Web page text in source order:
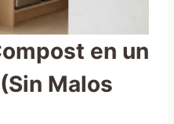
en un
Malos